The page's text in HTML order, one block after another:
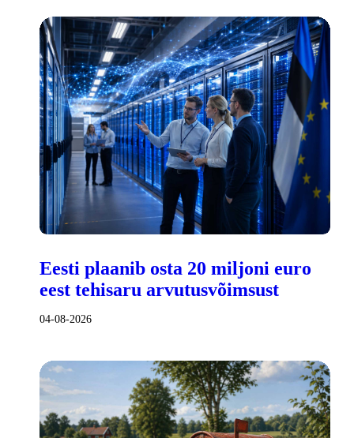
Eesti plaanib osta 20 miljoni euro
eest tehisaru arvutusvõimsust
04-08-2026